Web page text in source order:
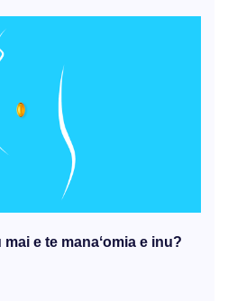
e te manaʻomia e inu?